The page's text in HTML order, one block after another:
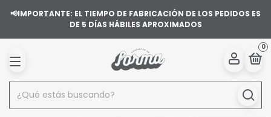
📢IMPORTANTE: EL TIEMPO DE FABRICACIÓN DE LOS PEDIDOS ES
DE 5 DÍAS HÁBILES APROXIMADOS
0